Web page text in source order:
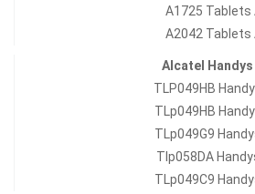
A1725 Tablets
A2042 Tablets
Alcatel Handys
TLP049HB
TLp049HB
TLp049G9
Tlp058DA
TLp049C9